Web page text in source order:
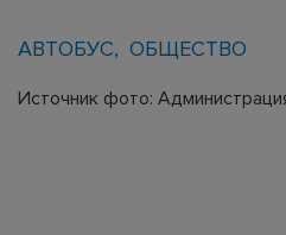
АВТОБУС
ОБЩЕСТВО
Источник фото: